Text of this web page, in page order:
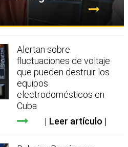
Alertan sobre
fluctuaciones de voltaje
que pueden destruir los
equipos
electrodomésticos en
Cuba
Leer artículo